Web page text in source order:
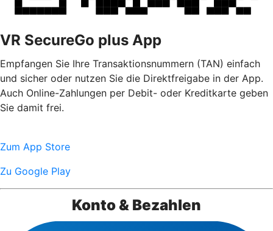
VR SecureGo plus App
Empfangen Sie Ihre Transaktionsnummern (TAN) einfach
und sicher oder nutzen Sie die Direktfreigabe in der App.
Auch Online-Zahlungen per Debit- oder Kreditkarte geben
Sie damit frei.
Zum App Store
Zu Google Play
Konto & Bezahlen